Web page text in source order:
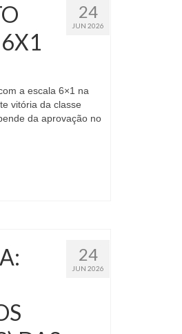
24
JUN 2026
a escala 6×1 na
vitória da classe
da aprovação no
24
JUN 2026